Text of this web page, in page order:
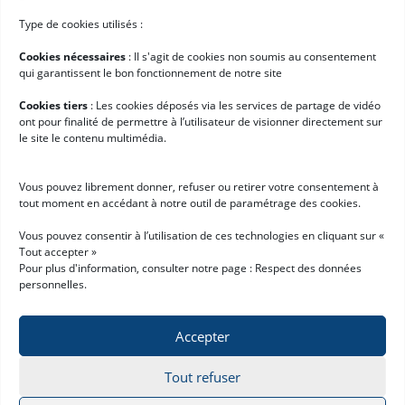
Type de cookies utilisés :
Cookies nécessaires : II s'agit de cookies non soumis au consentement
qui garantissent le bon fonctionnement de notre site
Cookies tiers : Les cookies déposés via les services de partage de vidéo
ont pour finalité de permettre à l’utilisateur de visionner directement sur
le site le contenu multimédia.
Vous pouvez librement donner, refuser ou retirer votre consentement à
tout moment en accédant à notre outil de paramétrage des cookies.
Vous pouvez consentir à l’utilisation de ces technologies en cliquant sur «
Tout accepter »
Pour plus d'information, consulter notre page : Respect des données
personnelles.
Accepter
Tout refuser
Appointment Scheduling
Entreprise
Cas clients
Actualités
Demande de démo
Mentions légales
Respect des données personnelles